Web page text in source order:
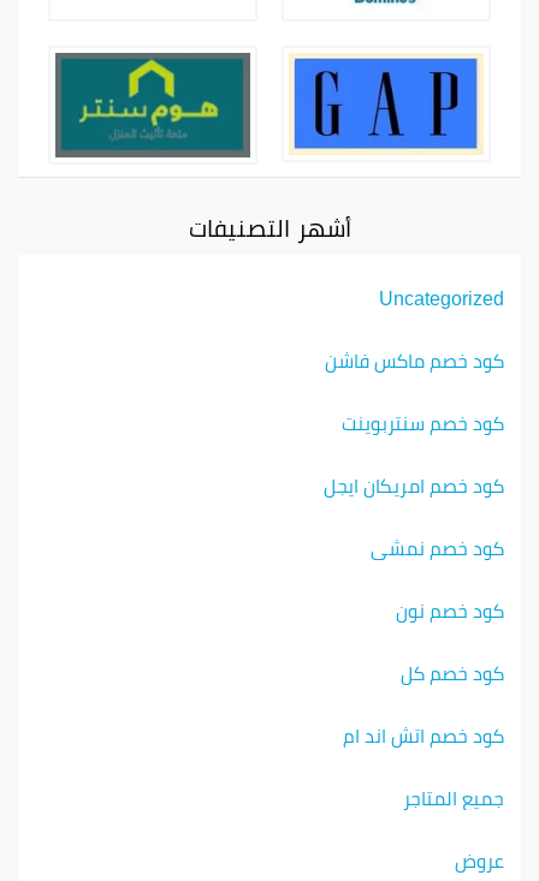
أشهر التصنيفات
Uncategorized
كود خصم ماكس فاشن
كود خصم سنتربوينت
كود خصم امريكان ايجل
كود خصم نمشي
كود خصم نون
كود خصم كل
كود خصم اتش اند ام
جميع المتاجر
عروض